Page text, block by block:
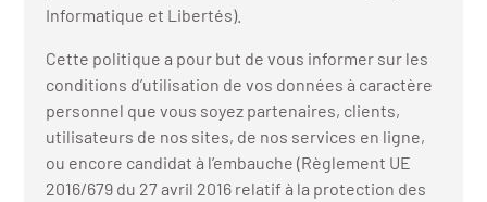
Solidaire (ESS)
du secteur sanitaire
de l'Industrie
Informatique et Libertés).
Cette politique a pour but de vous informer sur les
conditions d’utilisation de vos données à caractère
personnel que vous soyez partenaires, clients,
utilisateurs de nos sites, de nos services en ligne,
ou encore candidat à l’embauche (Règlement UE
2016/679 du 27 avril 2016 relatif à la protection des